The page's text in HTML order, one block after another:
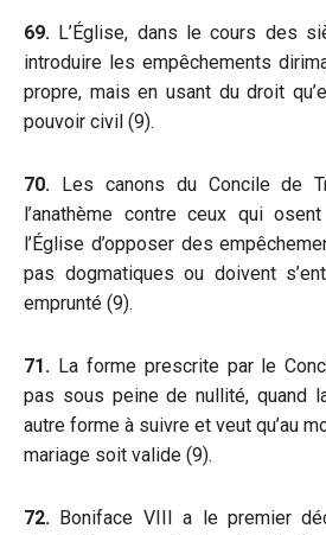
69. L’Église, dans le cours des
introduire les empêchements
propre, mais en usant du droit
pouvoir civil (9).
70. Les canons du Concile de
l’anathème contre ceux qui
l’Église d’opposer des
pas dogmatiques ou doivent
emprunté (9).
71. La forme prescrite par le
pas sous peine de nullité, quand
autre forme à suivre et veut qu’au
mariage soit valide (9).
72. Boniface VIII a le premier